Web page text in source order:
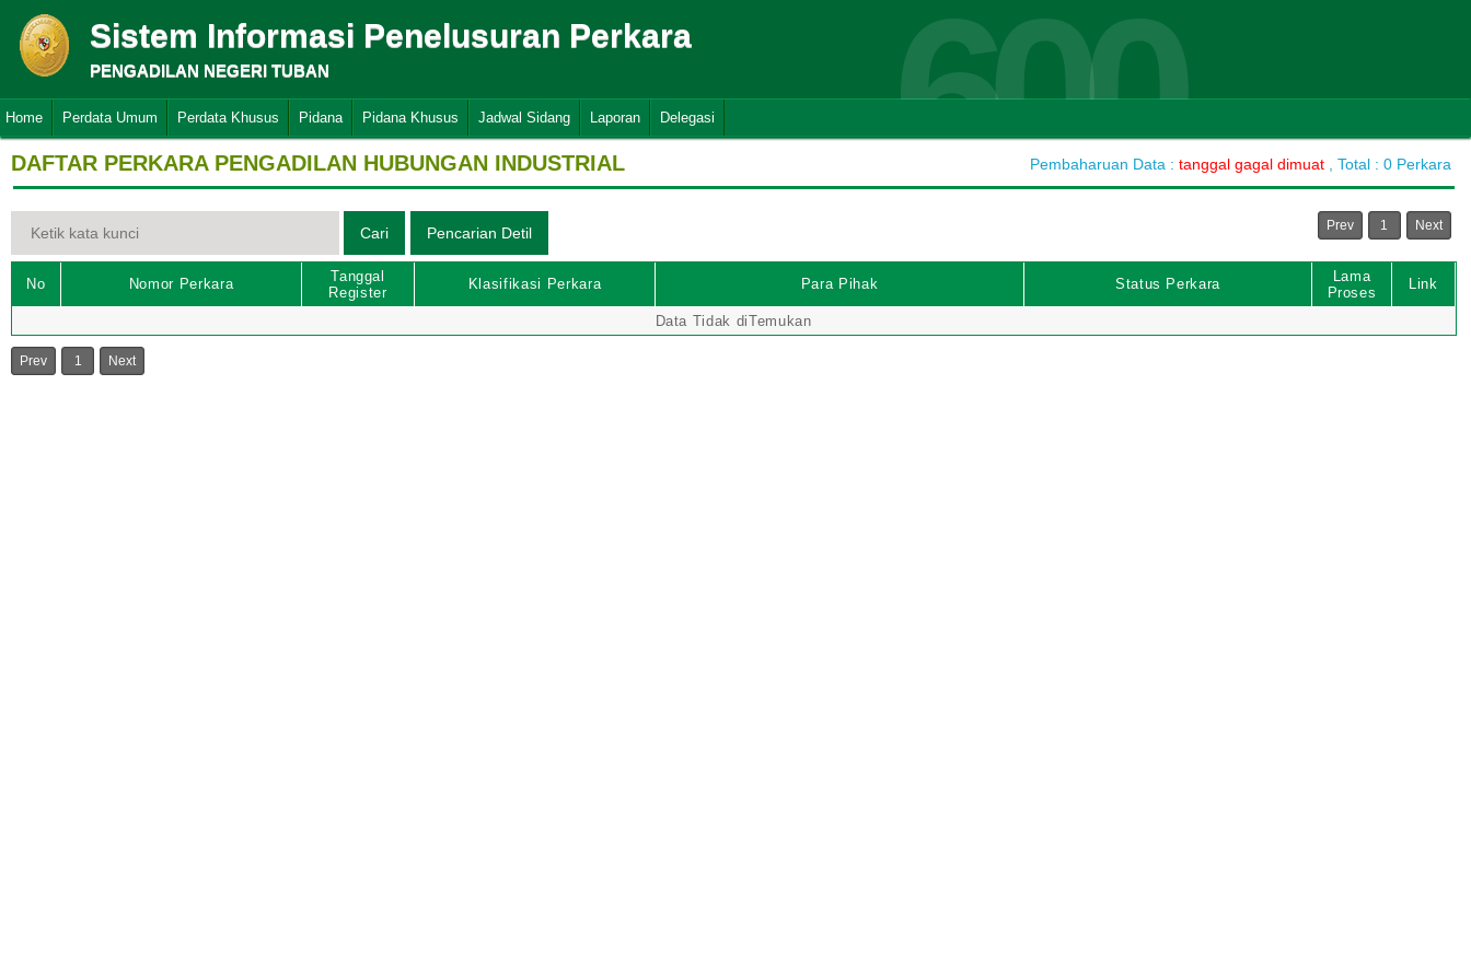
Sistem Informasi Penelusuran Perkara
PENGADILAN NEGERI TUBAN 600
Home Perdata Umum Perdata Khusus Pidana Pidana Khusus Jadwal Sidang Laporan Delegasi
DAFTAR PERKARA PENGADILAN HUBUNGAN INDUSTRIAL Pembaharuan Data : tanggal gagal dimuat , Total : 0 Perkara
Prev 1 Next
No Nomor Perkara
Tanggal
Register
Klasifikasi Perkara Para Pihak Status Perkara
Lama
Proses
Link
Data Tidak diTemukan
Prev 1 Next